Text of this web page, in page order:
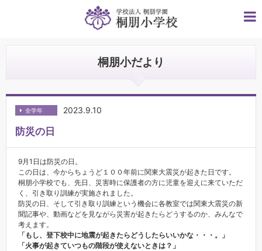
桐朋小だより
2023.9.10
全学年
防災の日
9月1日は防災の日。
この日は、今からちょうど１００年前に関東大震災が起きた日です。
桐朋小学校でも、先日、災害時に保護者の方に児童を迎えに来ていただ
く、引き取り訓練が実施されました。
防災の日、そして引き取り訓練という機会に各教室では関東大震災の新
聞記事や、動画などを見ながら災害が起きたらどうするのか、みんなで
考えます。
「もし、登下校中に地震が起きたらどうしたらいいかな・・・。」
「火事が起きていつもの階段が使えないときは？」